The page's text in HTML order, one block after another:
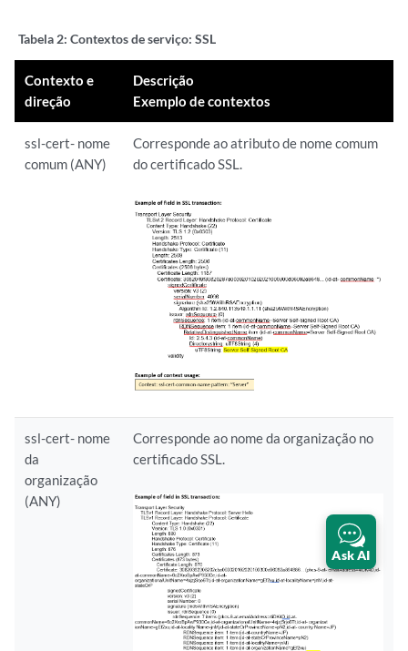
Tabela 2: Contextos de serviço: SSL
Contexto e
direção
Descrição
Exemplo de contextos
ssl-cert- nome
comum (ANY)
Corresponde ao atributo de nome comum
do certificado SSL.
ssl-cert- nome
da
organização
(ANY)
Corresponde ao nome da organização no
certificado SSL.
Ask AI